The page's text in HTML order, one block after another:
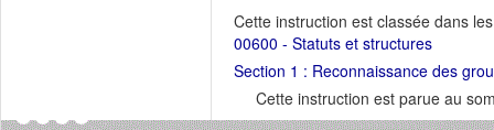
Cette instruction est classée dans
00600 - Statuts et structures
Section 1 : Reconnaissance des
Cette instruction est parue au